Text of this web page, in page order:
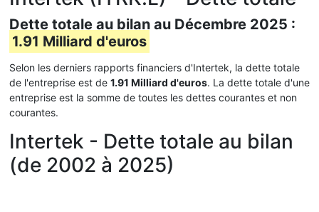
Dette totale au bilan au Décembre 2025 :
1.91 Milliard d'euros
Selon les derniers rapports financiers d'Intertek, la dette totale
de l'entreprise est de 1.91 Milliard d'euros. La dette totale d'une
entreprise est la somme de toutes les dettes courantes et non
courantes.
Intertek - Dette totale au bilan
(de 2002 à 2025)